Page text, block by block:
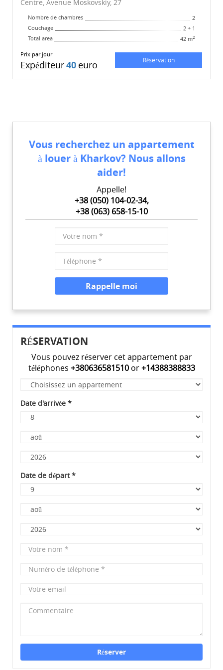
Centre, Avenue Moskovskiy, 27
Nombre de chambres
2
Couchage
2 + 1
Total area
42 m2
Prix ​​par jour
Expéditeur40 euro Réservation
Vous recherchez un appartement
à louer à Kharkov? Nous allons
aider!
Appelle!
+38 (050) 104-02-34,
+38 (063) 658-15-10
Votre
nom
Numéro
de
téléphone
Rappelle moi
RÉSERVATION
Vous pouvez ré server cet appartement par
té lé phones +380636581510or+14388388833
Appartement
Date d'arrivée *
Jour
Mois
Année
Date de départ*
Jour
Mois
Année
Votre
Numéro
téléphone
Votre
Commentaire
Réserver